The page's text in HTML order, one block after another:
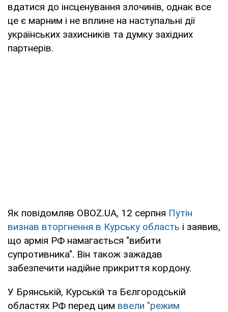
вдатися до інсценування злочинів, однак все
це є марним і не вплине на наступальні дії
українських захисників та думку західних
партнерів.
Як повідомляв OBOZ.UA, 12 серпня Путін
визнав вторгнення в Курську область і заявив,
що армія РФ намагається "вибити
супротивника". Він також зажадав
забезпечити надійне прикриття кордону.
У Брянській, Курській та Бєлгородській
областях РФ перед цим ввели "режим